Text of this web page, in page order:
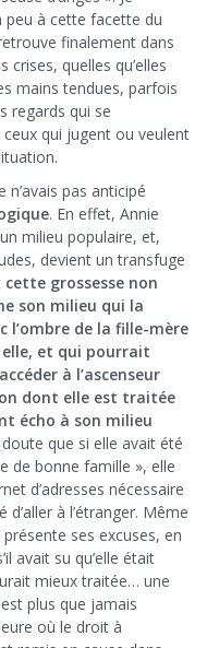
peu à cette facette du
finalement dans
crises, quelles qu’elles
mains tendues, parfois
regards qui se
qui jugent ou veulent
n’avais pas anticipé
. En effet, Annie
milieu populaire, et,
devient un transfuge
cette grossesse non
son milieu qui la
l’ombre de la fille-mère
et qui pourrait
à l’ascenseur
dont elle est traitée
écho à son milieu
doute que si elle avait été
de bonne famille », elle
d’adresses nécessaire
d’aller à l’étranger. Même
ses excuses, en
avait su qu’elle était
mieux traitée… une
plus que jamais
où le droit à